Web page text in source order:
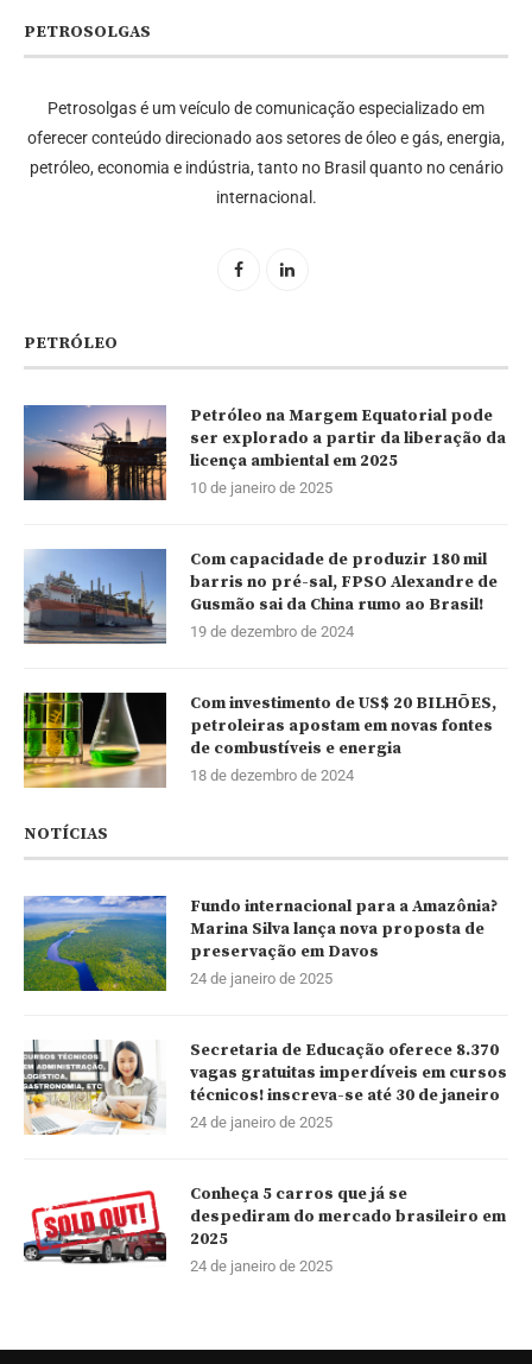
PETROSOLGAS
Petrosolgas é um veículo de comunicação especializado em
oferecer conteúdo direcionado aos setores de óleo e gás, energia,
petróleo, economia e indústria, tanto no Brasil quanto no cenário
internacional.
PETRÓLEO
Petróleo na Margem Equatorial pode
ser explorado a partir da liberação da
licença ambiental em 2025
10 de janeiro de 2025
Com capacidade de produzir 180 mil
barris no pré-sal, FPSO Alexandre de
Gusmão sai da China rumo ao Brasil!
19 de dezembro de 2024
Com investimento de US$ 20 BILHÕES,
petroleiras apostam em novas fontes
de combustíveis e energia
18 de dezembro de 2024
NOTÍCIAS
Fundo internacional para a Amazônia?
Marina Silva lança nova proposta de
preservação em Davos
24 de janeiro de 2025
Secretaria de Educação oferece 8.370
vagas gratuitas imperdíveis em cursos
técnicos! inscreva-se até 30 de janeiro
24 de janeiro de 2025
Conheça 5 carros que já se
despediram do mercado brasileiro em
2025
24 de janeiro de 2025